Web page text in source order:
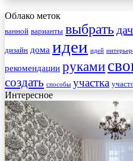
Облако меток
ванной варианты выбрать
дизайн дома идеи идей
рекомендации руками
создать способы участка
Интересное